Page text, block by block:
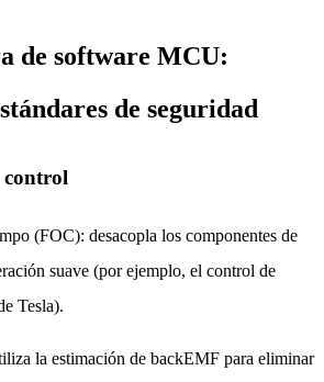
de software MCU:
de seguridad
control
(FOC): desacopla los componentes de
suave (por ejemplo, el control de
Tesla).
la estimación de backEMF para eliminar